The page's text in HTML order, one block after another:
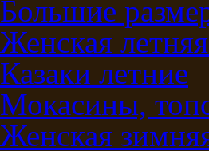
Большие
Женская
Казаки летние
Мокасины,
Женская